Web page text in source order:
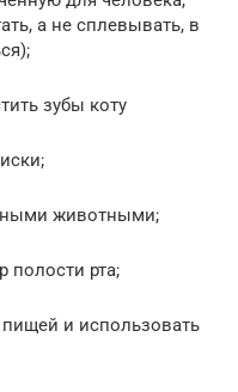
а не сплевывать, в
зубы коту
животными;
полости рта;
и использовать